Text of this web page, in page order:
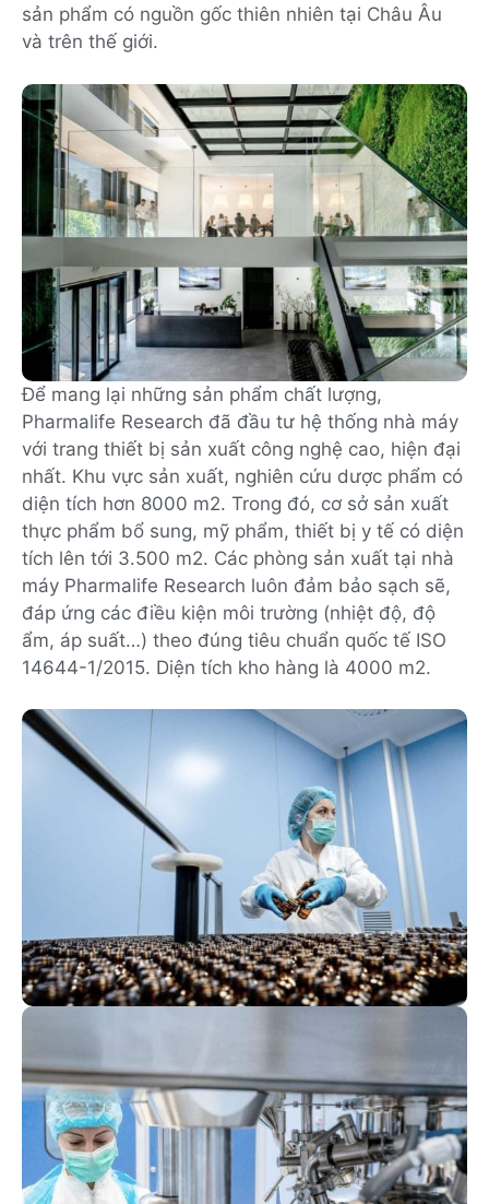
sản phẩm có nguồn gốc thiên nhiên tại Châu Âu
và trên thế giới.
Để mang lại những sản phẩm chất lượng,
Pharmalife Research đã đầu tư hệ thống nhà máy
với trang thiết bị sản xuất công nghệ cao, hiện đại
nhất. Khu vực sản xuất, nghiên cứu dược phẩm có
diện tích hơn 8000 m2. Trong đó, cơ sở sản xuất
thực phẩm bổ sung, mỹ phẩm, thiết bị y tế có diện
tích lên tới 3.500 m2. Các phòng sản xuất tại nhà
máy Pharmalife Research luôn đảm bảo sạch sẽ,
đáp ứng các điều kiện môi trường (nhiệt độ, độ
ẩm, áp suất…) theo đúng tiêu chuẩn quốc tế ISO
14644-1/2015. Diện tích kho hàng là 4000 m2.